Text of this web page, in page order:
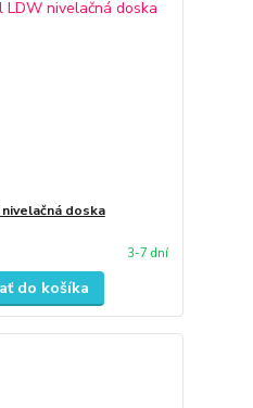
doska
3-7 dní
do košíka